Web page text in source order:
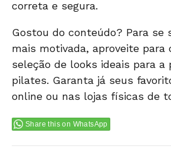
correta e segura.
Gostou do conteúdo? Para se
mais motivada, aproveite para
seleção de looks ideais para a
pilates. Garanta já seus
online ou nas lojas físicas de
Share this on WhatsApp